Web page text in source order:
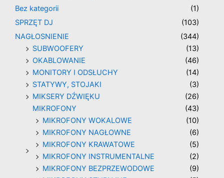
Bez kategorii
(1)
SPRZĘT DJ
(103)
NAGŁOSNIENIE
(344)
SUBWOOFERY
(13)
OKABLOWANIE
(46)
MONITORY I ODSŁUCHY
(14)
STATYWY, STOJAKI
(3)
MIKSERY DŹWIĘKU
(26)
MIKROFONY
(43)
MIKROFONY WOKALOWE
(10)
MIKROFONY NAGŁOWNE
(6)
MIKROFONY KRAWATOWE
(5)
MIKROFONY INSTRUMENTALNE
(2)
MIKROFONY BEZPRZEWODOWE
(9)